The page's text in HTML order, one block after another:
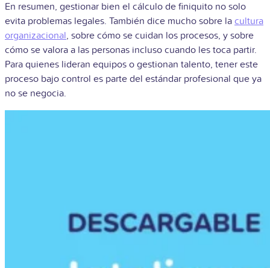
En resumen, gestionar bien el cálculo de finiquito no solo
evita problemas legales. También dice mucho sobre la cultura
organizacional, sobre cómo se cuidan los procesos, y sobre
cómo se valora a las personas incluso cuando les toca partir.
Para quienes lideran equipos o gestionan talento, tener este
proceso bajo control es parte del estándar profesional que ya
no se negocia.